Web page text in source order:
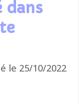
dans
le 25/10/2022